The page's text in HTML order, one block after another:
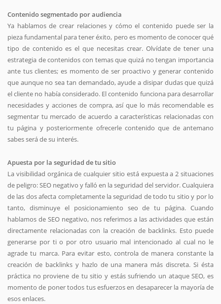
Contenido segmentado por audiencia
Ya hablamos de crear relaciones y cómo el contenido puede ser la
pieza fundamental para tener éxito, pero es momento de conocer qué
tipo de contenido es el que necesitas crear. Olvídate de tener una
estrategia de contenidos con temas que quizá no tengan importancia
ante tus clientes; es momento de ser proactivo y generar contenido
que aunque no sea tan demandado, ayude a disipar dudas que quizá
el cliente no había considerado. El contenido funciona para desarrollar
necesidades y acciones de compra, así que lo más recomendable es
segmentar tu mercado de acuerdo a características relacionadas con
tu página y posteriormente ofrecerle contenido que de antemano
sabes será de su interés.
Apuesta por la seguridad de tu sitio
La visibilidad orgánica de cualquier sitio está expuesta a 2 situaciones
de peligro: SEO negativo y falló en la seguridad del servidor. Cualquiera
de las dos afecta completamente la seguridad de todo tu sitio y por lo
tanto, disminuye el posicionamiento seo de tu página. Cuando
hablamos de SEO negativo, nos referimos a las actividades que están
directamente relacionadas con la creación de backlinks. Esto puede
generarse por ti o por otro usuario mal intencionado al cual no le
agrade tu marca. Para evitar esto, controla de manera constante la
creación de backlinks y hazlo de una manera más discreta. Si ésta
práctica no proviene de tu sitio y estás sufriendo un ataque SEO, es
momento de poner todos tus esfuerzos en desaparecer la mayoría de
esos enlaces.